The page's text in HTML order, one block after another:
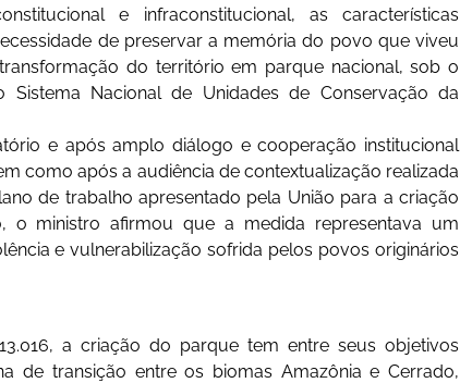
e infraconstitucional, as características
de preservar a memória do povo que viveu
do território em parque nacional, sob o
Nacional de Unidades de Conservação da
e após amplo diálogo e cooperação institucional
como após a audiência de contextualização realizada
de trabalho apresentado pela União para a criação
o ministro afirmou que a medida representava um
e vulnerabilização sofrida pelos povos originários
a criação do parque tem entre seus objetivos
de transição entre os biomas Amazônia e Cerrado,